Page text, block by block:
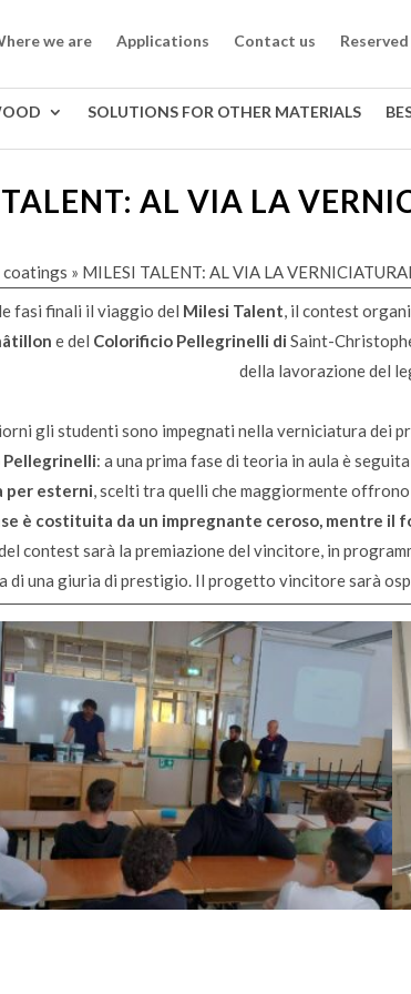
we are Applications Contact us
SOLUTIONS FOR OTHER MATERIALS
AL VIA LA
» MILESI TALENT: AL VIA LA
fasi finali il viaggio del Milesi Talent, il contest
e del Colorificio Pellegrinelli di Saint-
della lavorazione del
gli studenti sono impegnati nella verniciatura dei
Pellegrinelli: a una prima fase di teoria in aula è
per esterni, scelti tra quelli che maggiormente offrono
è costituita da un impregnante ceroso, mentre il
contest sarà la premiazione del vincitore, in
di una giuria di prestigio. Il progetto vincitore sarà